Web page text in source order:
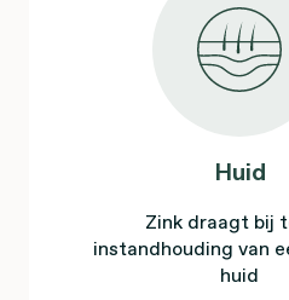
Huid
Zink draagt bij
instandhouding van
huid